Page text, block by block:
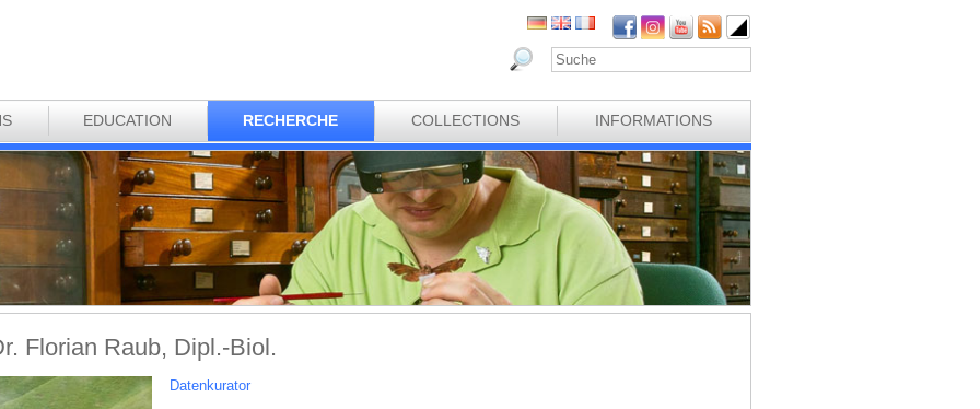
EDUCATION RECHERCHE COLLECTIONS INFORMATIONS
Florian Raub, Dipl.-Biol.
Datenkurator